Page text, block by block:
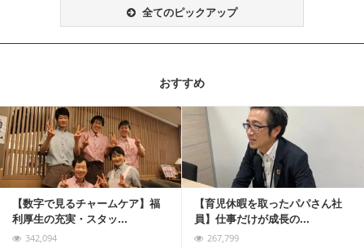
全てのピックアップ
おすすめ
【数字で見るチャームケア】福
利厚生の充実・スタッ...
342,094
【育児休暇を取ったパパさん社
員】仕事だけが成長の...
267,799
記事を読む